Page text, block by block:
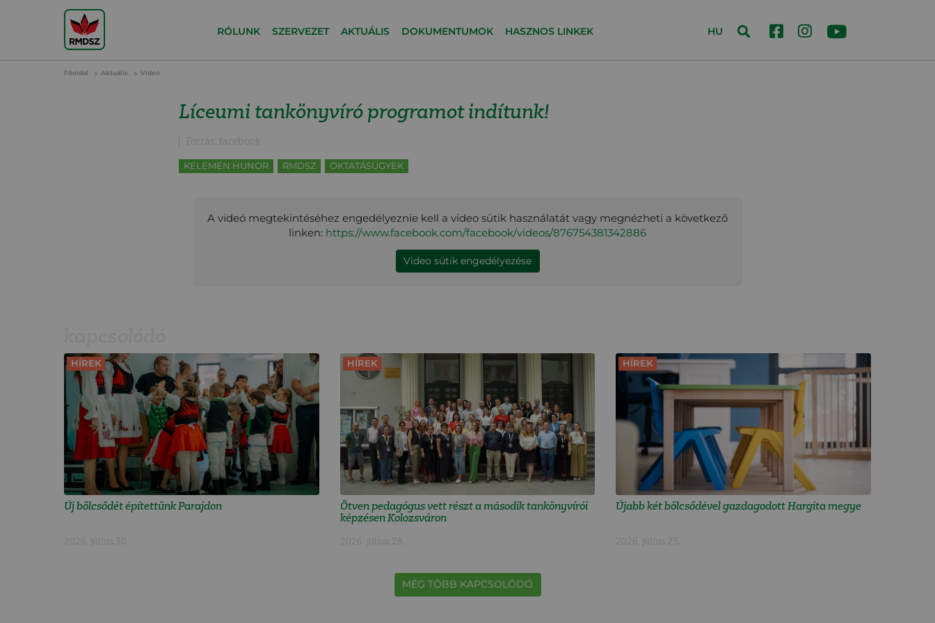
RÓLUNK SZERVEZET AKTUÁLIS DOKUMENTUMOK HASZNOS LINKEK HU
Főoldal Aktuális Videó
Líceumi tankönyvíró programot indítunk!
Forrás: facebook
KELEMEN HUNOR RMDSZ OKTATÁSÜGYEK
A videó megtekintéséhez engedélyeznie kell a video sütik használatát vagy megnézheti a következő
linken: https://www.facebook.com/facebook/videos/876754381342886
Video sütik engedélyezése
HÍREK
Új bölcsődét építettünk Parajdon
2026. július 30.
HÍREK
Ötven pedagógus vett részt a második tankönyvírói
képzésen Kolozsváron
2026. július 28.
HÍREK
Újabb két bölcsődével gazdagodott Hargita megye
2026. július 23.
MÉG TÖBB KAPCSOLÓDÓ